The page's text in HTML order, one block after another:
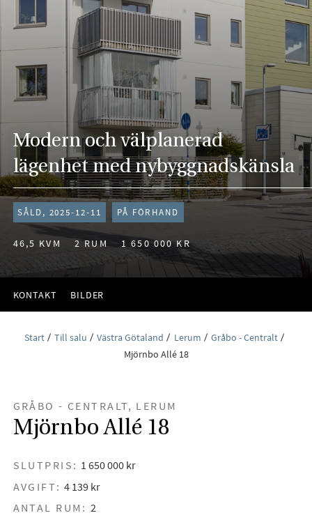
Modern och välplanerad
lägenhet med nybyggnadskänsla
SÅLD, 2025-12-11 PÅ FÖRHAND
46,5 KVM 2 RUM 1 650 000 KR
KONTAKT BILDER
Start Till salu Västra Götaland Lerum
Gråbo - Centralt
Mjörnbo Allé 18
GRÅBO - CENTRALT, LERUM
Mjörnbo Allé 18
SLUTPRIS: 1 650 000 kr
AVGIFT: 4 139 kr
ANTAL RUM: 2